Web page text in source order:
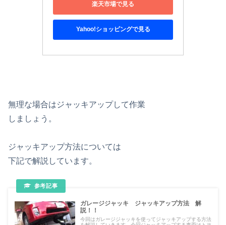
楽天市場で見る
Yahoo!ショッピングで見る
無理な場合はジャッキアップして作業
しましょう。
ジャッキアップ方法については
下記で解説しています。
ガレージジャッキ ジャッキアップ方法 解
説！！
今回はガレージジャッキを使ってジャッキアップする方法